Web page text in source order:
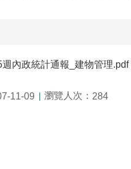
內政統計通報_建物管理.pdf
11-09 瀏覽人次： 284